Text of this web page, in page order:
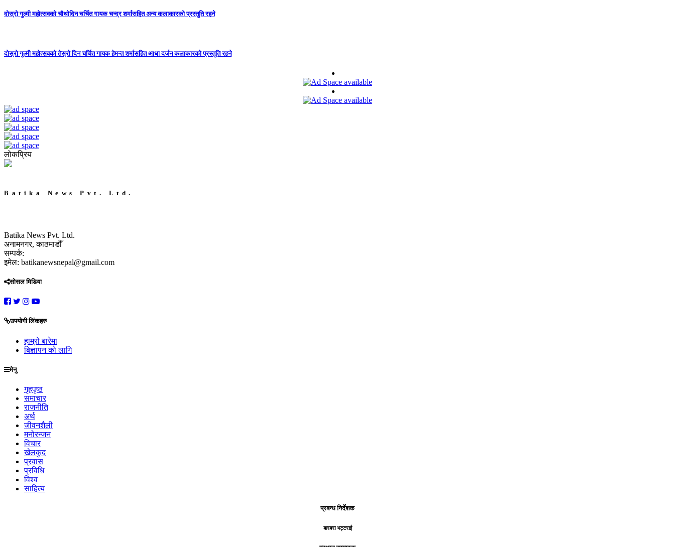
दोस्रो गुल्मी महोत्सवको चौथोदिन चर्चित गायक चन्द्र शर्मासहित अन्य कलाकारको प्रस्तुति रहने
दोस्रो गुल्मी महोत्सवको तेस्रो दिन चर्चित गायक हेमन्त शर्मासहित आधा दर्जन कलाकारको प्रस्तुति रहने
लोकप्रिय
Batika News Pvt. Ltd.
Batika News Pvt. Ltd.
अनामनगर, काठमाडौँ
सम्पर्क:
इमेल: batikanewsnepal@gmail.com
सोसल मिडिया
उपयोगी लिंकहरु
हाम्रो बारेमा
बिज्ञापन को लागि
मेनु
गृहपृष्ठ
समाचार
राजनीति
अर्थ
जीवनशैली
मनोरन्जन
विचार
खेलकुद
प्रवास
प्रविधि
विश्व
साहित्य
प्रबन्ध निर्देशक
बारबरा भट्टराई